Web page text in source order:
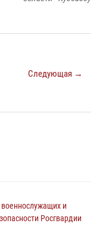
Следующая →
и
Росгвардии